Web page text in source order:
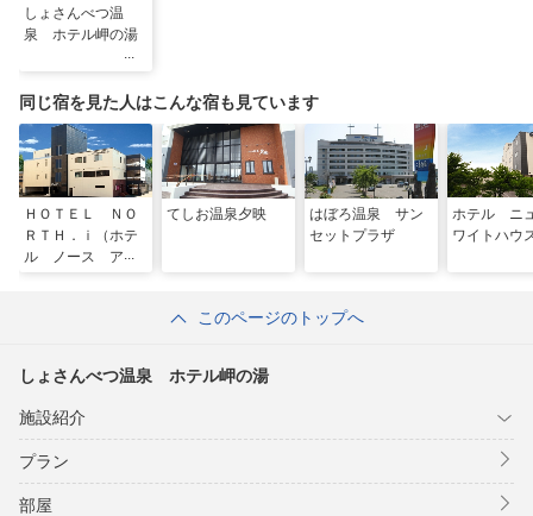
しょさんべつ温
泉 ホテル岬の湯
同じ宿を見た人はこんな宿も見ています
ＨＯＴＥＬ ＮＯ
ＲＴＨ．ｉ（ホテ
ル ノース ア
てしお温泉夕映
はぼろ温泉 サン
セットプラザ
ホテル ニ
ワイトハウ
このページのトップへ
しょさんべつ温泉 ホテル岬の湯
施設紹介
プラン
部屋